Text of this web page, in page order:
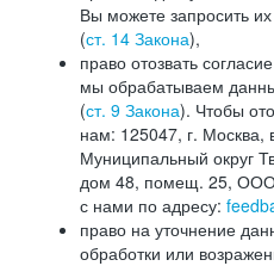
Вы можете запросить
(ст. 14 Закона),
право отозвать
мы обрабатываем
(ст. 9 Закона). Чтобы
нам: 125047, г. Москва,
Муниципальный округ
дом 48, помещ. 25, ООО
с нами по адресу:
право на уточнение
обработки или